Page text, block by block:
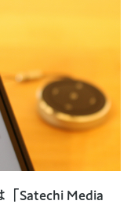
「Satechi Media